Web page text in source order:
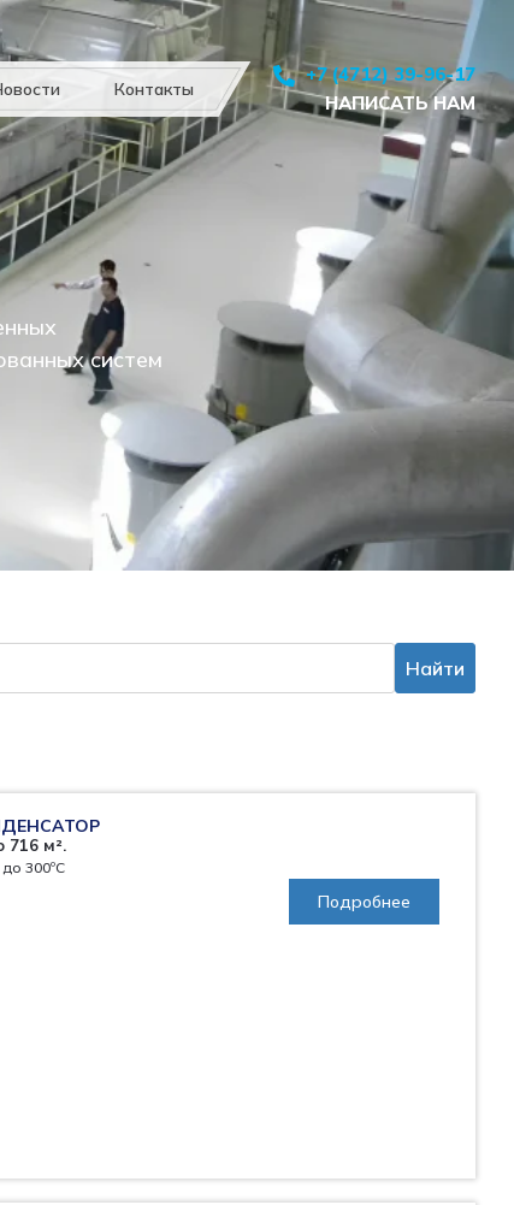
Контакты
+7 (4712) 39-96-17
НАПИСАТЬ НАМ
систем
Найти
716 м².
300ºС
Подробнее